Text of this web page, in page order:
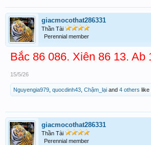
giacmocothat286331
Thần Tài
Perennial member
Bắc 86 086. Xiên 86 13. Ab
15/5/26
Nguyengia979 quocdinh43 Chậm_lại and 4 others like
giacmocothat286331
Thần Tài
Perennial member